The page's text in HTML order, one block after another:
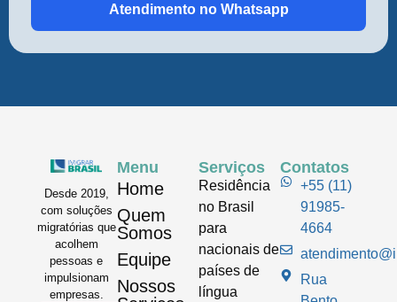
Atendimento no Whatsapp
Desde 2019,
com soluções
migratórias que
acolhem
pessoas e
impulsionam
empresas.
Menu
Home
Quem
Somos
Equipe
Nossos
Serviços
Residência
no Brasil
para
nacionais de
países de
língua
Contatos
+55 (11)
91985-
4664
Rua